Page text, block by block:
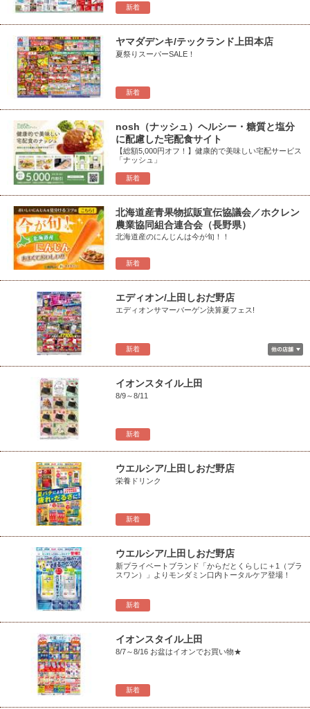
新着
新着
ヤマダデンキ/テックランド上田本店
夏祭りスーパーSALE！
新着
nosh（ナッシュ）ヘルシー・糖質と塩分
に配慮した宅配食サイト
【総額5,000円オフ！】健康的で美味しい宅配サービス
「ナッシュ」
新着
北海道産青果物拡販宣伝協議会／ホクレン
農業協同組合連合会（長野県）
北海道産のにんじんは今が旬！！
新着
エディオン/上田しおだ野店
エディオンサマーバーゲン決算夏フェス!
新着
イオンスタイル上田
8/9～8/11
新着
ウエルシア/上田しおだ野店
栄養ドリンク
新着
ウエルシア/上田しおだ野店
新プライベートブランド「からだとくらしに＋1（プラ
スワン）」よりモンダミン口内トータルケア登場！
新着
イオンスタイル上田
8/7～8/16 お盆はイオンでお買い物★